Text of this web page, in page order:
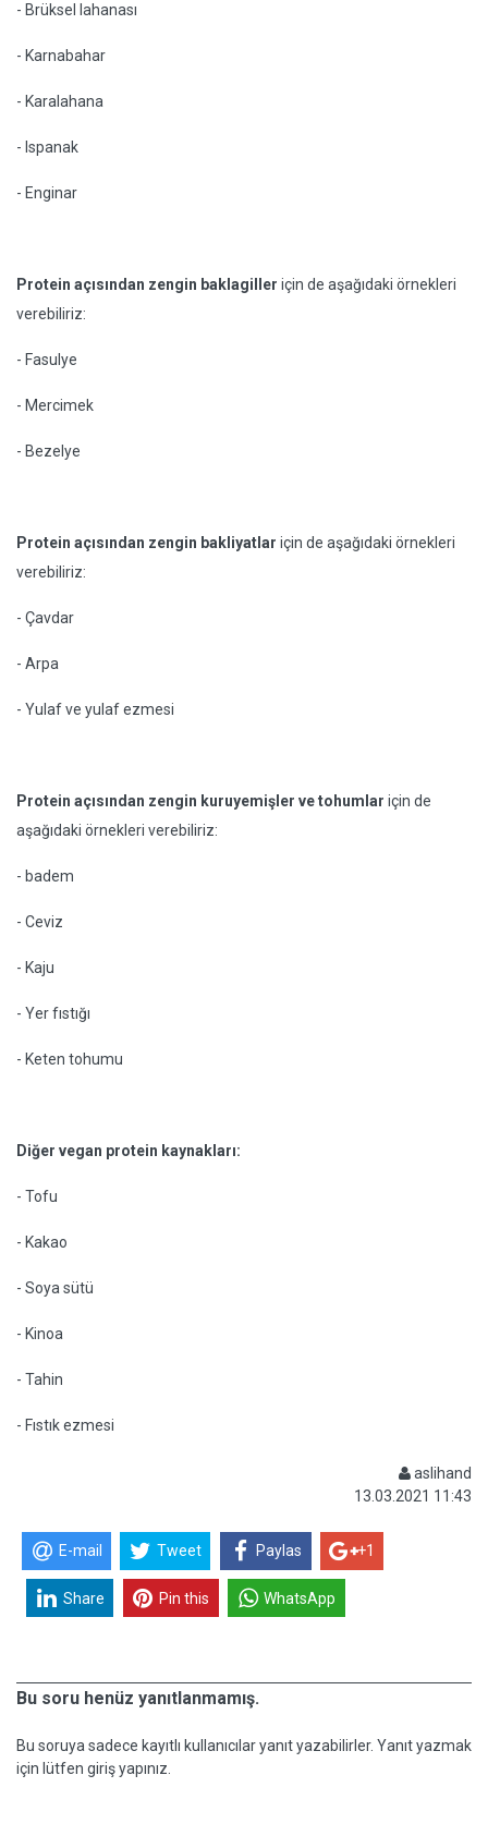
- Brüksel lahanası
- Karnabahar
- Karalahana
- Ispanak
- Enginar
Protein açısından zengin baklagiller için de aşağıdaki örnekleri
verebiliriz:
- Fasulye
- Mercimek
- Bezelye
Protein açısından zengin bakliyatlar için de aşağıdaki örnekleri
verebiliriz:
- Çavdar
- Arpa
- Yulaf ve yulaf ezmesi
Protein açısından zengin kuruyemişler ve tohumlar için de
aşağıdaki örnekleri verebiliriz:
- badem
- Ceviz
- Kaju
- Yer fıstığı
- Keten tohumu
Diğer vegan protein kaynakları:
- Tofu
- Kakao
- Soya sütü
- Kinoa
- Tahin
- Fıstık ezmesi
aslihand
13.03.2021 11:43
E-mail Tweet Paylas +1
Share Pin this WhatsApp
Bu soru henüz yanıtlanmamış.
Bu soruya sadece kayıtlı kullanıcılar yanıt yazabilirler. Yanıt yazmak
için lütfen giriş yapınız.